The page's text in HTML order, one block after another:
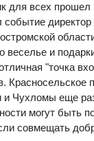
для всех
событие
веселье и
"точка
Красносельское
Чухломы еще
могут быть
совмещать